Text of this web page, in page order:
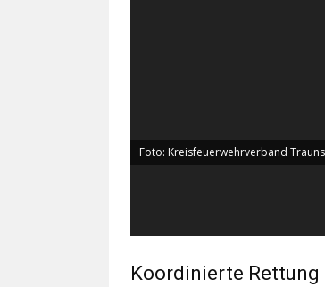
Foto: Kreisfeuerwehrverband
Koordinierte